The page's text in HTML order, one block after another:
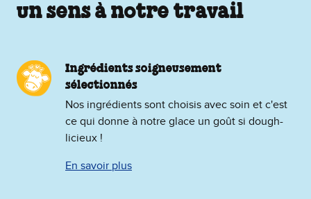
un sens à notre travail
Ingrédients soigneusement
sélectionnés
Nos ingrédients sont choisis avec soin et c'est
ce qui donne à notre glace un goût si dough-
licieux !
En savoir plus